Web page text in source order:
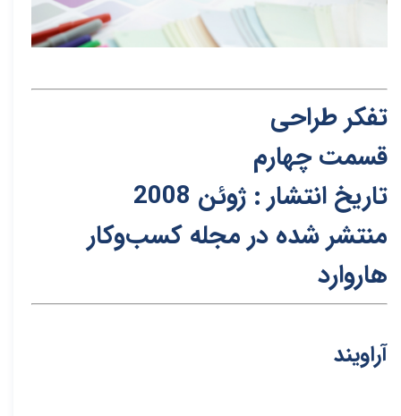
تفکر طراحی
قسمت چهارم
تاریخ انتشار : ژوئن 2008
منتشر شده در مجله کسب‌و‌کار
هاروارد
آراویند